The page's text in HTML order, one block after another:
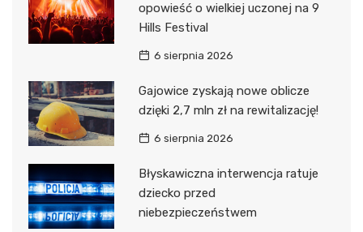
opowieść o wielkiej uczonej na 9
Hills Festival
6 sierpnia 2026
Gajowice zyskają nowe oblicze
dzięki 2,7 mln zł na rewitalizację!
6 sierpnia 2026
Błyskawiczna interwencja ratuje
dziecko przed
niebezpieczeństwem